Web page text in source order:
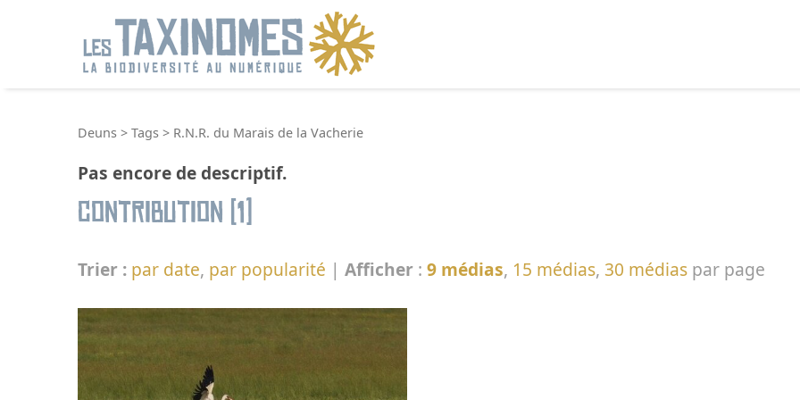
Deuns > Tags > R.N.R. du Marais de la Vacherie
Pas encore de descriptif.
Contribution (1)
Trier : par date, par popularité | Afficher : 9 médias, 15 médias, 30 médias par page